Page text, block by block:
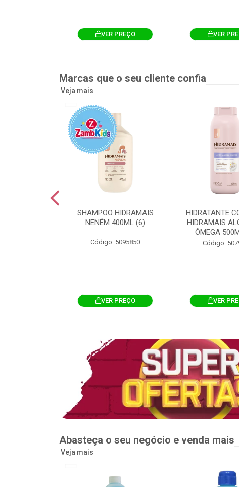
VER PREÇO VER
Marcas que o seu cliente confia
Veja mais
SHAMPOO HIDRAMAIS
NENÉM 400ML (6)
Código: 5095850
VER PREÇO
HIDRATANTE
HIDRAMAIS
ÔMEGA
Código:
VER
Abasteça o seu negócio e venda mais
Veja mais